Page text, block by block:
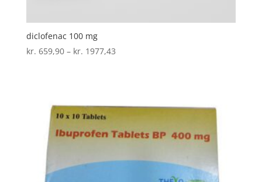
diclofenac 100 mg
kr. 659,90 – kr. 1977,43Prisinterval: